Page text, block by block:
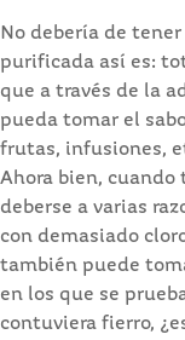
No debería de
purificada así es:
que a través de la
pueda tomar el
frutas, infusiones,
Ahora bien, cuando
deberse a varias
con demasiado
también puede
en los que se
contuviera fierro,